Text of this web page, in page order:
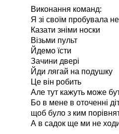
Виконання команд:
Я зі своїм пробувала
Казати зніми носки
Візьми пульт
Йдемо їсти
Зачини двері
Йди лягай на подушку
Це він робить
Але тут кажуть може
Бо в мене в оточенні
щоб було з ким
А в садок ще ми не